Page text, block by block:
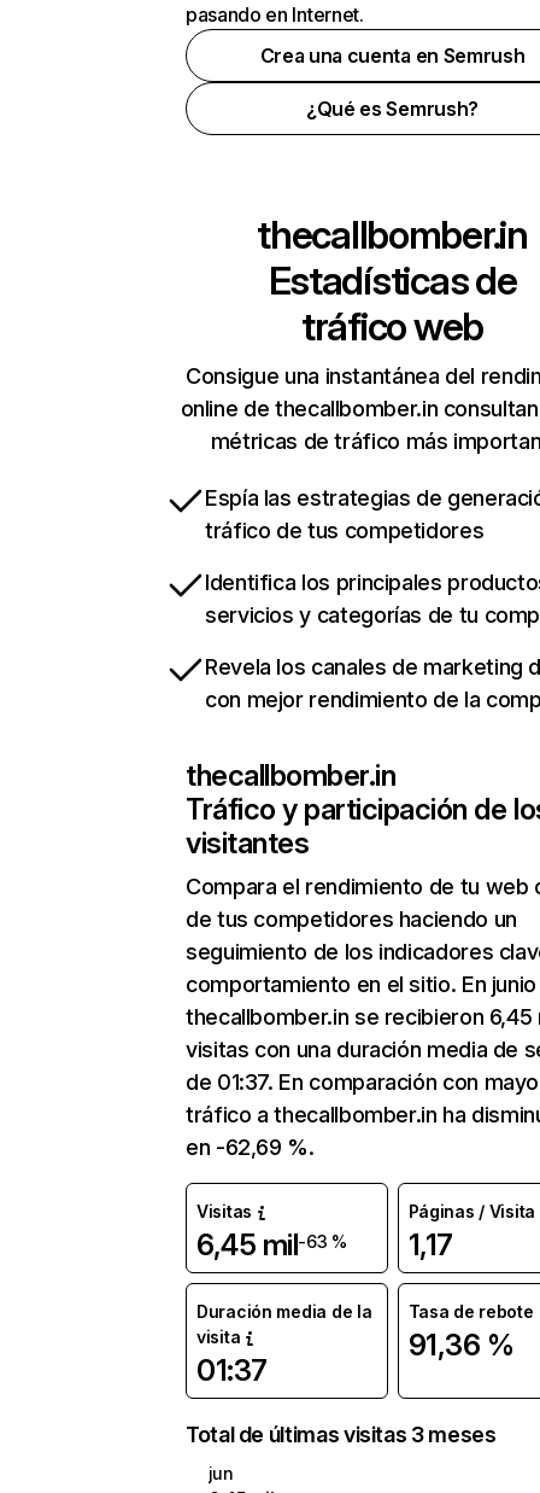
pasando en Internet.
Crea una cuenta en Semrush
¿Qué es Semrush?
thecallbomber.in
Estadísticas de
tráfico web
Consigue una instantánea del
online de thecallbomber.in
métricas de tráfico más
Espía las estrategias de
tráfico de tus competidores
Identifica los principales
servicios y categorías de tu
Revela los canales de marketing
con mejor rendimiento de la
thecallbomber.in
Tráfico y participación de
visitantes
Compara el rendimiento de tu web
de tus competidores haciendo un
seguimiento de los indicadores
comportamiento en el sitio. En junio
thecallbomber.in se recibieron 6,45
visitas con una duración media de
de 01:37. En comparación con
tráfico a thecallbomber.in ha
en -62,69 %.
Visitas
6,45 mil-63 %
Páginas / Visita
1,17
Duración media de la
visita
01:37
Tasa de rebote
91,36 %
Total de últimas visitas 3 meses
jun